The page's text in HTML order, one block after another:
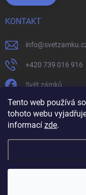
Tento web používá
tohoto webu
informací zde.
KONTAKT
info@
+420 739 016 916
Svět zámků
svetzamku.cz
Jak nakupovat